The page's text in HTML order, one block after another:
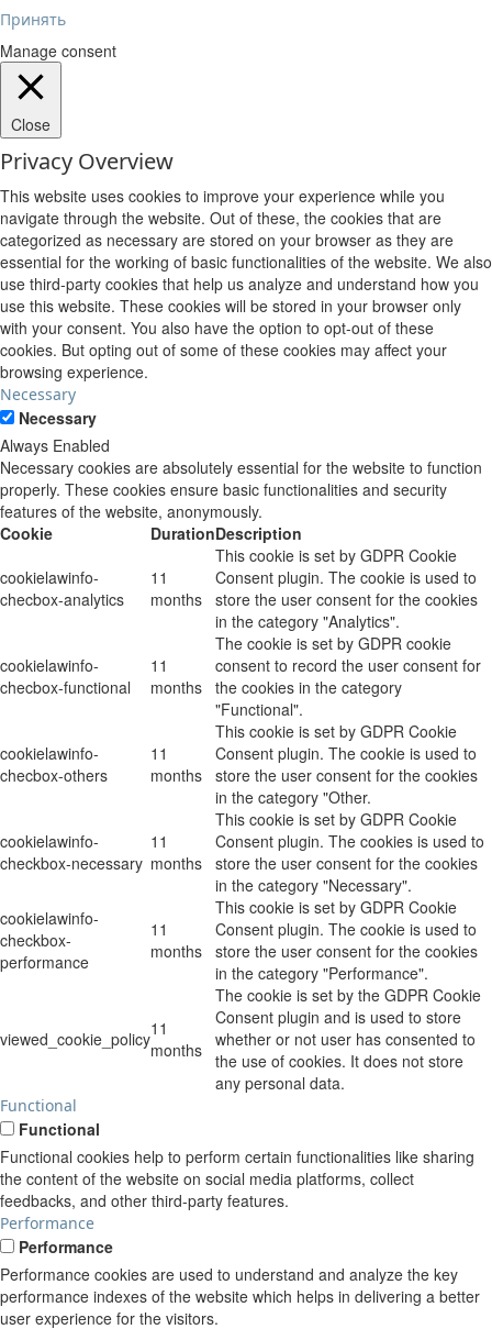
Принять
Manage consent
Close
Privacy Overview
This website uses cookies to improve your experience while you
navigate through the website. Out of these, the cookies that are
categorized as necessary are stored on your browser as they are
essential for the working of basic functionalities of the website. We also
use third-party cookies that help us analyze and understand how you
use this website. These cookies will be stored in your browser only
with your consent. You also have the option to opt-out of these
cookies. But opting out of some of these cookies may affect your
browsing experience.
Necessary
Necessary
Always Enabled
Necessary cookies are absolutely essential for the website to function
properly. These cookies ensure basic functionalities and security
features of the website, anonymously.
Cookie
DurationDescription
cookielawinfo-
checbox-analytics
11
months
This cookie is set by GDPR Cookie
Consent plugin. The cookie is used to
store the user consent for the cookies
in the category "Analytics".
cookielawinfo-
checbox-functional
11
months
The cookie is set by GDPR cookie
consent to record the user consent for
the cookies in the category
"Functional".
cookielawinfo-
checbox-others
11
months
This cookie is set by GDPR Cookie
Consent plugin. The cookie is used to
store the user consent for the cookies
in the category "Other.
cookielawinfo-
checkbox-necessary
11
months
This cookie is set by GDPR Cookie
Consent plugin. The cookies is used to
store the user consent for the cookies
in the category "Necessary".
cookielawinfo-
checkbox-
performance
11
months
This cookie is set by GDPR Cookie
Consent plugin. The cookie is used to
store the user consent for the cookies
in the category "Performance".
viewed_cookie_policy11
months
The cookie is set by the GDPR Cookie
Consent plugin and is used to store
whether or not user has consented to
the use of cookies. It does not store
any personal data.
Functional
Functional
Functional cookies help to perform certain functionalities like sharing
the content of the website on social media platforms, collect
feedbacks, and other third-party features.
Performance
Performance
Performance cookies are used to understand and analyze the key
performance indexes of the website which helps in delivering a better
user experience for the visitors.